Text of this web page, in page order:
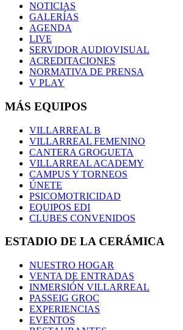
NOTICIAS
GALERÍAS
AGENDA
LIVE
SERVIDOR AUDIOVISUAL
ACREDITACIONES
NORMATIVA DE PRENSA
V PLAY
MÁS EQUIPOS
VILLARREAL B
VILLARREAL FEMENINO
CANTERA GROGUETA
VILLARREAL ACADEMY
CAMPUS Y TORNEOS
ÚNETE
PSICOMOTRICIDAD
EQUIPOS EDI
CLUBES CONVENIDOS
ESTADIO DE LA CERÁMICA
NUESTRO HOGAR
VENTA DE ENTRADAS
INMERSIÓN VILLARREAL
PASSEIG GROC
EXPERIENCIAS
EVENTOS